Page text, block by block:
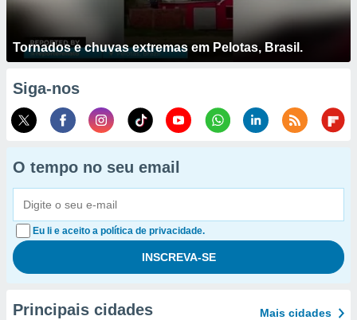
Tornados e chuvas extremas em Pelotas, Brasil.
Siga-nos
O tempo no seu email
Eu li e aceito a política de privacidade.
Principais cidades Mais cidades